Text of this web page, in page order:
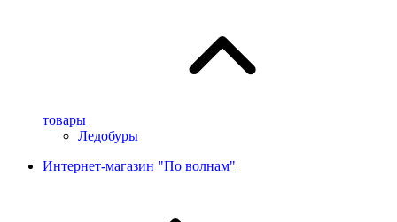
товары
Ледобуры
Интернет-магазин "По волнам"